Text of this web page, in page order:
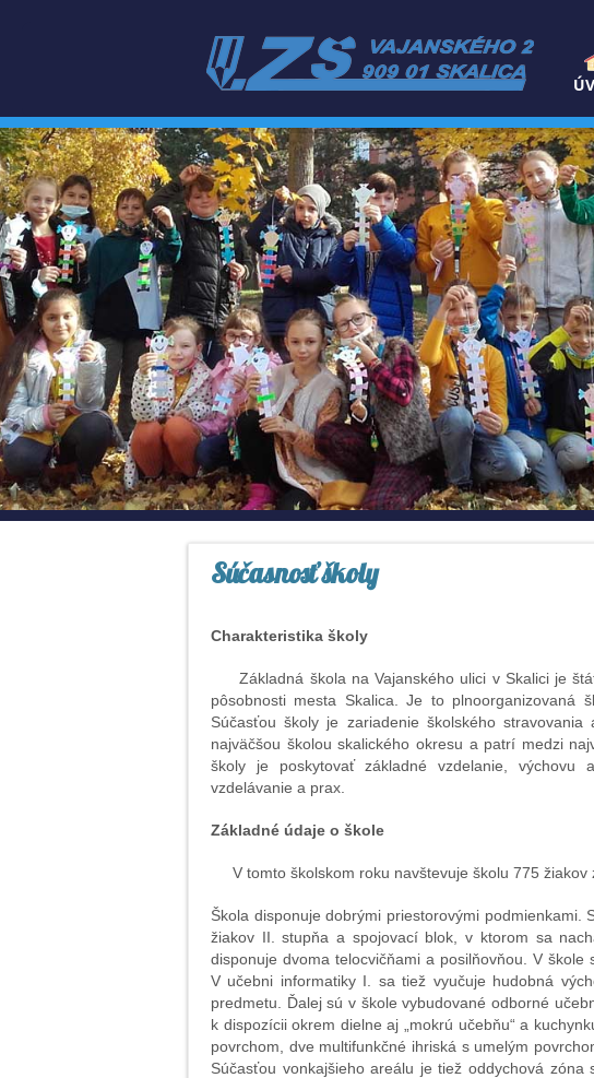
Súčasnosť školy
Charakteristika školy
Základná škola na Vajanského ulici v Skalici je
pôsobnosti mesta Skalica. Je to plnoorganizovaná
Súčasťou školy je zariadenie školského
najväčšou školou skalického okresu a patrí medzi
školy je poskytovať základné vzdelanie, výchovu
vzdelávanie a prax.
Základné údaje o škole
V tomto školskom roku navštevuje školu 775
Škola disponuje dobrými priestorovými
žiakov II. stupňa a spojovací blok, v ktorom sa
disponuje dvoma telocvičňami a posilňovňou. V
V učebni informatiky I. sa tiež vyučuje hudobná
predmetu. Ďalej sú v škole vybudované odborné
k dispozícii okrem dielne aj „mokrú učebňu“ a
povrchom, dve multifunkčné ihriská s umelým
Súčasťou vonkajšieho areálu je tiež oddychová